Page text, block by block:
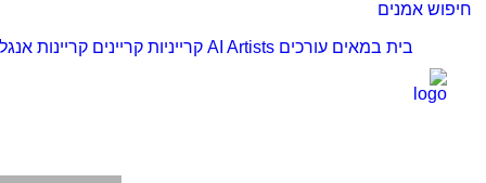
חיפוש אמנים
בית במאים עורכים AI Artists קרייניות קריינים קריינות